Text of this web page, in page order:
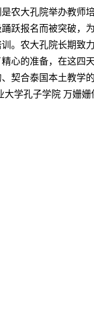
大孔院举办教师培
跃报名而被突破，
。农大孔院长期致
心的准备，在这四
契合泰国本土教学
大学孔子学院 万姗姗